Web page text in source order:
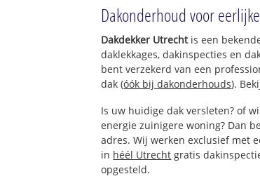
Dakonderhoud voor
Dakdekker Utrechtis een
daklekkages, dakinspecties en
bent verzekerd van een
dak (óók bij dakonderhouds).
Is uw huidige dak versleten? of
energie zuinigere woning? Dan
adres. Wij werken exclusief met
in héél Utrecht gratis
opgesteld.